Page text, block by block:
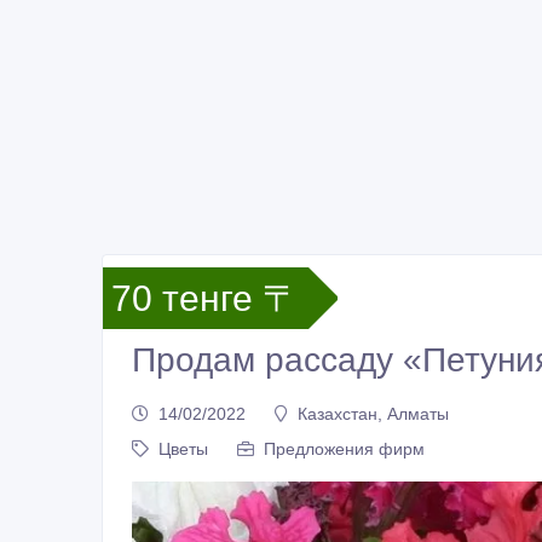
70 тенге 〒
Продам рассаду
14/02/2022
Казахстан, Алматы
Цветы
Предложения фирм